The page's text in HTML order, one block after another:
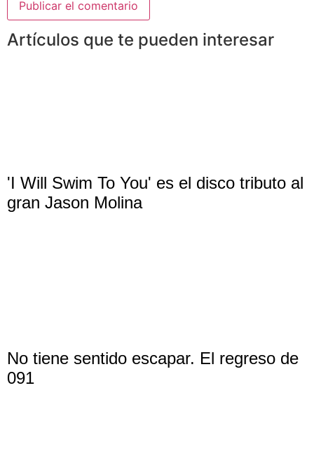
Artículos que te pueden interesar
'I Will Swim To You' es el disco tributo al
gran Jason Molina
No tiene sentido escapar. El regreso de
091